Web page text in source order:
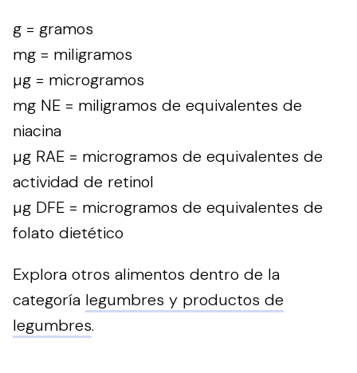
g = gramos
mg = miligramos
µg = microgramos
mg NE = miligramos de equivalentes de
niacina
µg RAE = microgramos de equivalentes de
actividad de retinol
µg DFE = microgramos de equivalentes de
folato dietético
Explora otros alimentos dentro de la
categoría legumbres y productos de
legumbres.